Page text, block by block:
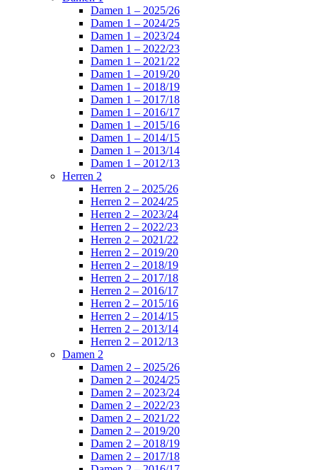
Damen 1 – 2025/26
Damen 1 – 2024/25
Damen 1 – 2023/24
Damen 1 – 2022/23
Damen 1 – 2021/22
Damen 1 – 2019/20
Damen 1 – 2018/19
Damen 1 – 2017/18
Damen 1 – 2016/17
Damen 1 – 2015/16
Damen 1 – 2014/15
Damen 1 – 2013/14
Damen 1 – 2012/13
Herren 2
Herren 2 – 2025/26
Herren 2 – 2024/25
Herren 2 – 2023/24
Herren 2 – 2022/23
Herren 2 – 2021/22
Herren 2 – 2019/20
Herren 2 – 2018/19
Herren 2 – 2017/18
Herren 2 – 2016/17
Herren 2 – 2015/16
Herren 2 – 2014/15
Herren 2 – 2013/14
Herren 2 – 2012/13
Damen 2
Damen 2 – 2025/26
Damen 2 – 2024/25
Damen 2 – 2023/24
Damen 2 – 2022/23
Damen 2 – 2021/22
Damen 2 – 2019/20
Damen 2 – 2018/19
Damen 2 – 2017/18